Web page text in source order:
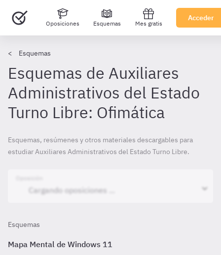
Oposiciones Esquemas Mes gratis
Acceder
Esquemas
Esquemas de Auxiliares
Administrativos del Estado
Turno Libre: Ofimática
Esquemas, resúmenes y otros materiales descargables para
estudiar Auxiliares Administrativos del Estado Turno Libre.
Esquemas
Mapa Mental de Windows 11